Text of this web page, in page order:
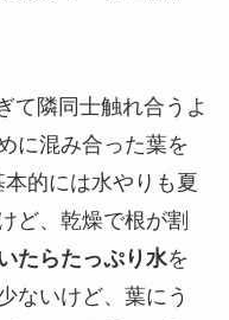
て隣同士触れ合うよ
に混み合った葉を
的には水やりも夏
ど、乾燥で根が割
たらたっぷり水を
ないけど、葉にう